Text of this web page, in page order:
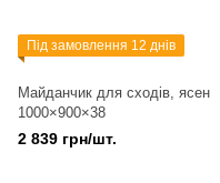
Під замовлення 12 днів
Майданчик для сходів, ясен
1000×900×38
2 839 грн/шт.